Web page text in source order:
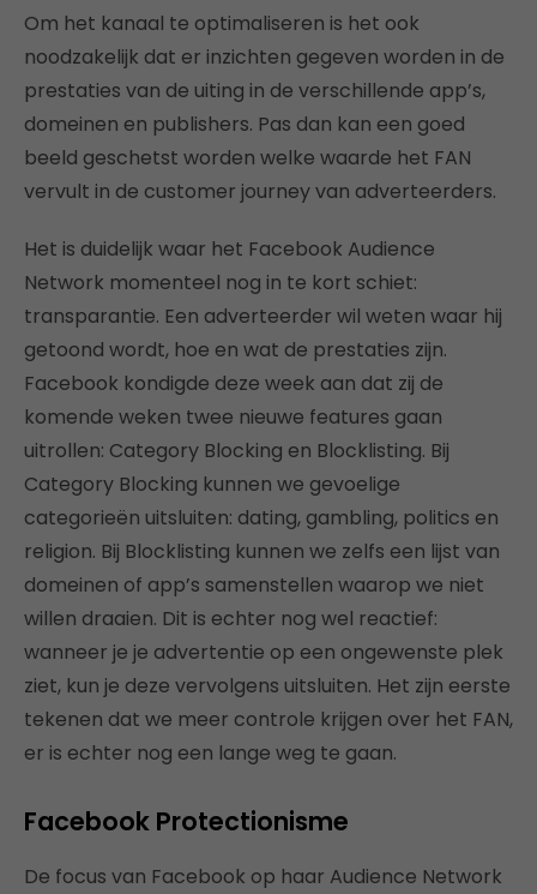
Om het kanaal te optimaliseren is het ook
noodzakelijk dat er inzichten gegeven worden in de
prestaties van de uiting in de verschillende app’s,
domeinen en publishers. Pas dan kan een goed
beeld geschetst worden welke waarde het FAN
vervult in de customer journey van adverteerders.
Het is duidelijk waar het Facebook Audience
Network momenteel nog in te kort schiet:
transparantie. Een adverteerder wil weten waar hij
getoond wordt, hoe en wat de prestaties zijn.
Facebook kondigde deze week aan dat zij de
komende weken twee nieuwe features gaan
uitrollen: Category Blocking en Blocklisting. Bij
Category Blocking kunnen we gevoelige
categorieën uitsluiten: dating, gambling, politics en
religion. Bij Blocklisting kunnen we zelfs een lijst van
domeinen of app’s samenstellen waarop we niet
willen draaien. Dit is echter nog wel reactief:
wanneer je je advertentie op een ongewenste plek
ziet, kun je deze vervolgens uitsluiten. Het zijn eerste
tekenen dat we meer controle krijgen over het FAN,
er is echter nog een lange weg te gaan.
Facebook Protectionisme
De focus van Facebook op haar Audience Network